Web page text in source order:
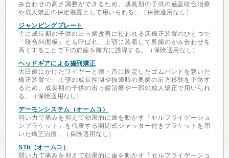
み合わせの高さ調整ができるため、成長期の子供の過蓋咬合治療
や成人矯正の保定装置として用いられる。（保険適用なし）
ジャンピングプレート
主に成長期の子供の出っ歯改善に使われる床矯正装置のひとつで
「咬合斜面板」とも呼ばれ、上顎に装着して奥歯のかみ合わせを
高くすることで下の前歯を前方に誘導する。（保険適用なし）
ヘッドギアによる歯列矯正
大臼歯にかけたワイヤーと頭・首に固定したゴムバンドを繋いだ
矯正装置で、上顎の成長抑制や抜歯時の奥歯の前方移動を予防す
るため、成長期の子供の出っ歯治療や一部の成人矯正で用いられ
る。（保険適用なし）
デーモンシステム（オームコ）
弱い力で痛みを抑えて効果的に歯を動かす「セルフライゲーショ
ンブラケット」を代表する開閉式シャッター付きブラケットを用
いた矯正治療。（保険適用なし）
STb（オームコ）
弱い力で痛みを抑えて効果的に歯を動かす「セルフライゲーショ